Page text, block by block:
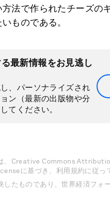
法で作られたチーズの
ものである。
最新情報をお見逃し
、パーソナライズされ
ン（最新の出版物や分
てください。
、Creative Commons
に基づき、利用規約に従っ
したものであり、世界経済フォ